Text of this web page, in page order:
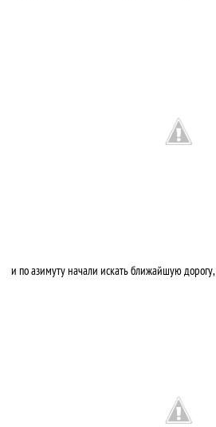
и по азимуту начали искать ближайшую дорогу,